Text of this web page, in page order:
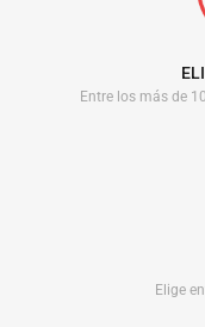
Entre los más de
Elige